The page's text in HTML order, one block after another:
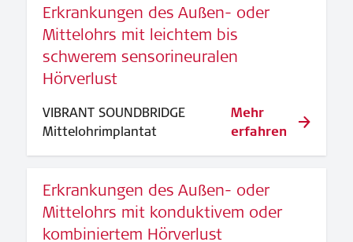
Erkrankungen des Außen- oder
Mittelohrs mit leichtem bis
schwerem sensorineuralen
Hörverlust
VIBRANT SOUNDBRIDGE
Mittelohrimplantat
Mehr
erfahren
Erkrankungen des Außen- oder
Mittelohrs mit konduktivem oder
kombiniertem Hörverlust